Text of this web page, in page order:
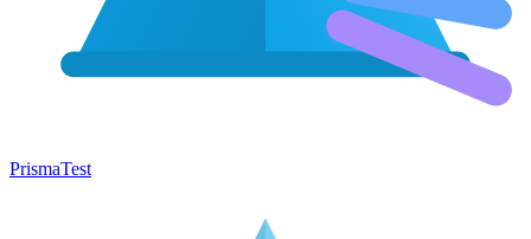
PrismaTest